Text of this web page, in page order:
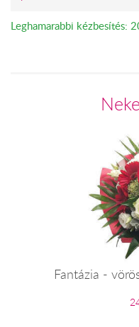
Leghamarabbi kézbesítés:
Fantázia -